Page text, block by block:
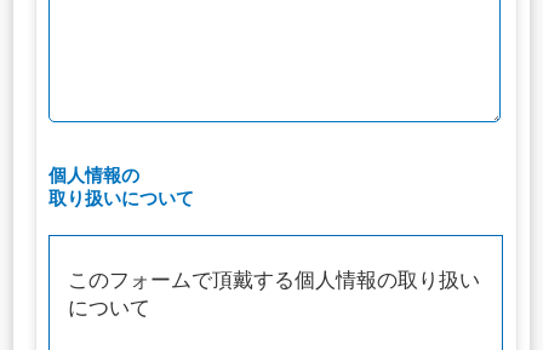
個人情報の
取り扱いについて
このフォームで頂戴する個人情報の取り扱い
について